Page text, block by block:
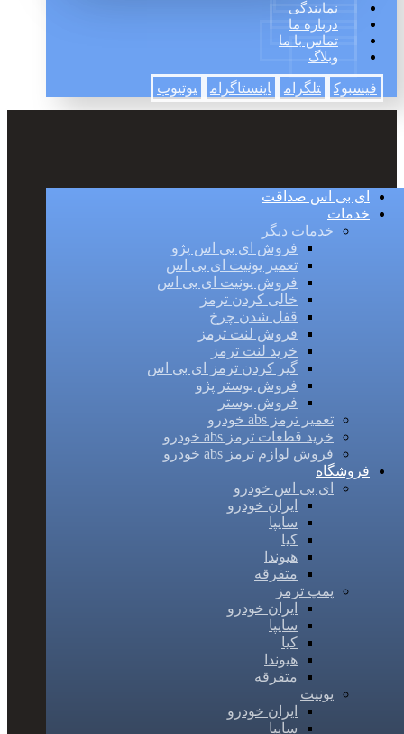
نمایندگی
درباره ما
تماس با ما
وبلاگ
فیسبوک تلگرام اینستاگرام یوتیوب
ای بی اس صداقت
خدمات
خدمات دیگر
فروش ای بی اس پژو
تعمیر یونیت ای بی اس
فروش یونیت ای بی اس
خالی کردن ترمز
قفل شدن چرخ
فروش لنت ترمز
خرید لنت ترمز
گیر کردن ترمز ای بی اس
فروش بوستر پژو
فروش بوستر
تعمیر ترمز abs خودرو
خرید قطعات ترمز abs خودرو
فروش لوازم ترمز abs خودرو
فروشگاه
ای بی اس خودرو
ایران خودرو
سایپا
کیا
هیوندا
متفرقه
پمپ ترمز
ایران خودرو
سایپا
کیا
هیوندا
متفرقه
یونیت
ایران خودرو
سایپا